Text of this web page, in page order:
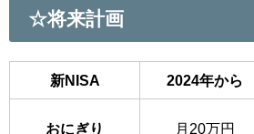
☆将来計画
新NISA 2024年から
おにぎり 月20万円